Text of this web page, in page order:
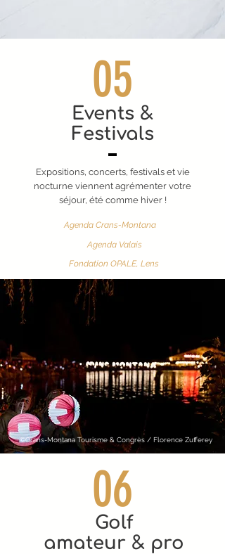
Events &
Festivals
05
Expositions, concerts, festivals et vie
nocturne viennent agrémenter votre
séjour, été comme hiver !
Agenda Crans-Montana
Agenda Valais
Fondation OPALE, Lens
©Crans-Montana Tourisme & Congrès / Florence Zufferey
06
Golf
amateur & pro